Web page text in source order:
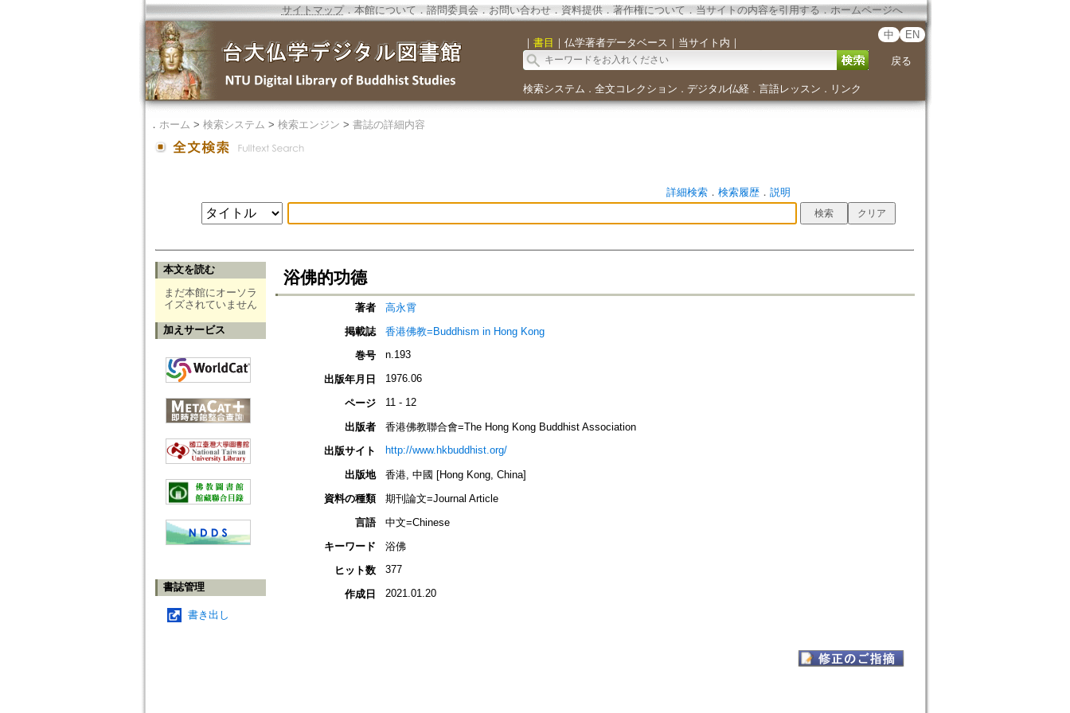
サイトマップ．本館について ． 諮問委員会． お問い合わせ． 資料提供． 著作権について．当サイトの内容を引用する ． ホームページへ
｜ 書目 ｜ 仏学著者データベース ｜ 当サイト内 ｜
中 EN
戻る
検索システム ． 全文コレクション ． デジタル仏経． 言語レッスン ． リンク
． ホーム > 検索システム > 検索エンジン > 書誌の詳細内容
詳細検索． 検索履歴． 説明
本文を読む
まだ本館にオーソラ
イズされていません
加えサービス
書誌管理
書き出し
浴佛的功德
著者
高永霄
掲載誌
香港佛教=Buddhism in Hong Kong
巻号
n.193
出版年月日 1976.06
ページ 11 - 12
出版者
香港佛教聯合會=The Hong Kong Buddhist Association
出版サイト
http://www.hkbuddhist.org/
出版地
香港, 中國 [Hong Kong, China]
資料の種類
期刊論文=Journal Article
言語
中文=Chinese
キーワード
浴佛
ヒット数
377
作成日 2021.01.20